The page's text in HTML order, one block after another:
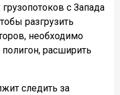
с Запада
разгрузить
необходимо
расширить
следить за